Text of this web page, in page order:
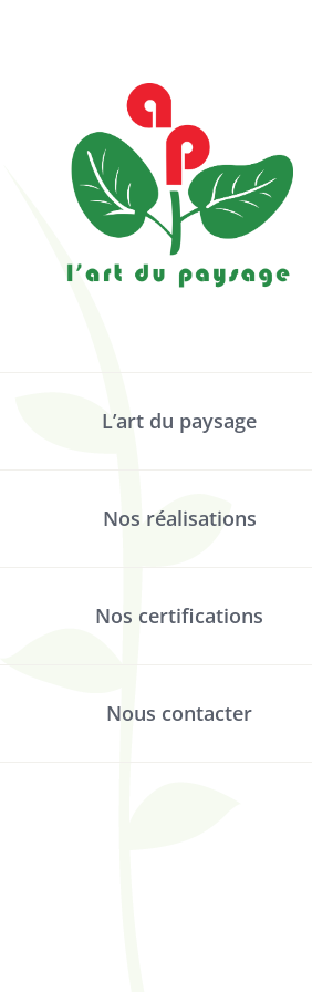
L’art du paysage
Nos réalisations
Nos certifications
Nous contacter